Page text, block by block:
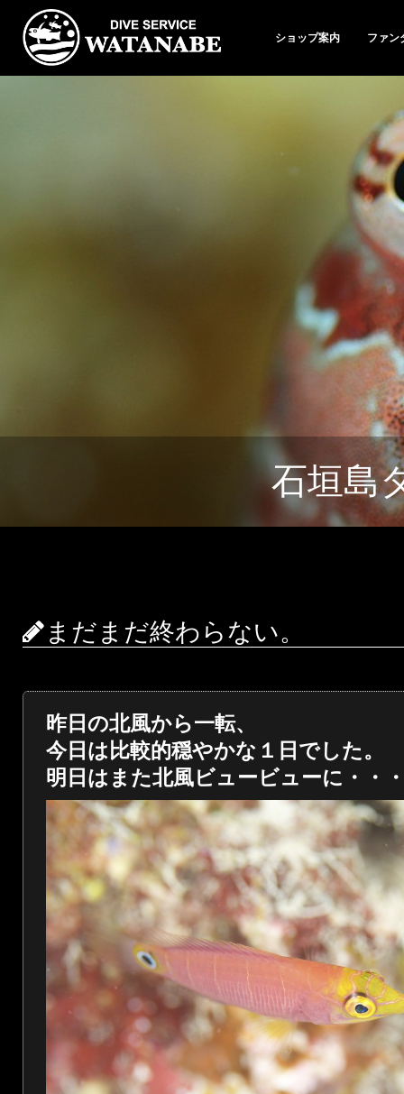
ショップ案内 ファン
石垣島
まだまだ終わらない。
昨日の北風から一転、
今日は比較的穏やかな１日でした。
明日はまた北風ビュービューに・・